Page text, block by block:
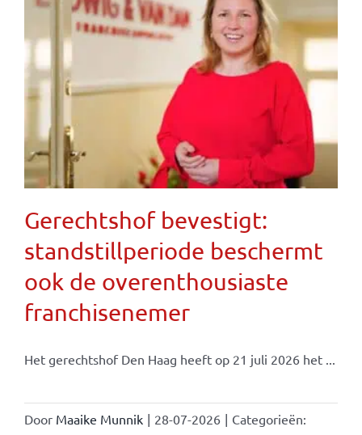
Gerechtshof bevestigt:
standstillperiode beschermt
ook de overenthousiaste
franchisenemer
Het gerechtshof Den Haag heeft op 21 juli 2026 het ...
Door Maaike Munnik | 28-07-2026 | Categorieën: